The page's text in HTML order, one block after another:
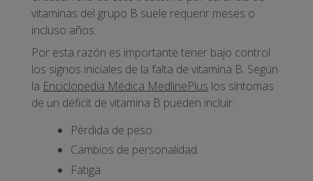
vitaminas del grupo B suele requerir meses o
incluso años.
Por esta razón es importante tener bajo control
los signos iniciales de la falta de vitamina B. Según
la Enciclopedia Médica MedlinePlus los síntomas
de un déficit de vitamina B pueden incluir:
Pérdida de peso.
Cambios de personalidad.
Fatiga.